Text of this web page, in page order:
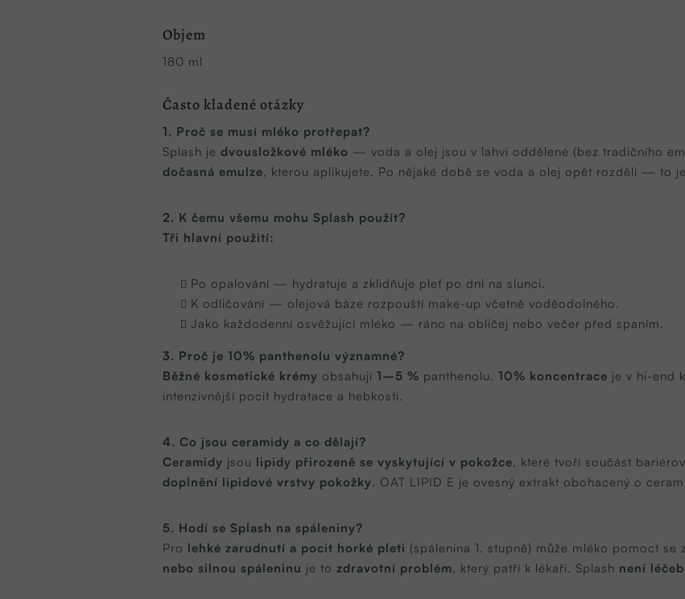
Objem
180 ml
Často kladené otázky
1. Proč se musí mléko protřepat?
Splash je dvousložkové mléko — voda a olej jsou v lahvi oddělené (bez tradičního
dočasná emulze, kterou aplikujete. Po nějaké době se voda a olej opět rozdělí — to
2. K čemu všemu mohu Splash použít?
Tři hlavní použití:
Po opalování — hydratuje a zklidňuje pleť po dni na slunci.
K odličování — olejová báze rozpouští make-up včetně voděodolného.
Jako každodenní osvěžující mléko — ráno na obličej nebo večer před spaním.
3. Proč je 10% panthenolu významné?
Běžné kosmetické krémy obsahují 1–5 % panthenolu. 10% koncentrace je v hi-end
intenzivnější pocit hydratace a hebkosti.
4. Co jsou ceramidy a co dělají?
Ceramidy jsou lipidy přirozeně se vyskytující v pokožce, které tvoří součást
doplnění lipidové vrstvy pokožky. OAT LIPID E je ovesný extrakt obohacený o
5. Hodí se Splash na spáleniny?
Pro lehké zarudnutí a pocit horké pleti (spálenina 1. stupně) může mléko pomoct se
nebo silnou spáleninu je to zdravotní problém, který patří k lékaři. Splash není